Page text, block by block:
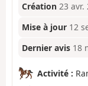
Création 23 avr.
Mise à jour 12
Dernier avis 18
Activité :